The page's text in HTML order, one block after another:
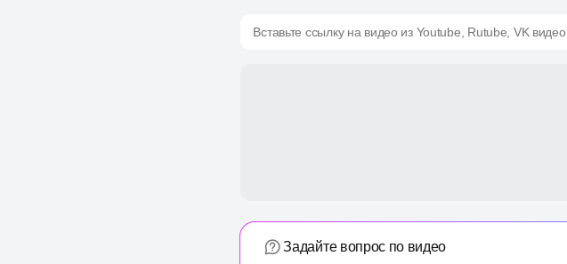
Вставьте ссылку на видео из Youtube, Rutube, VK видео
Задайте вопрос по видео